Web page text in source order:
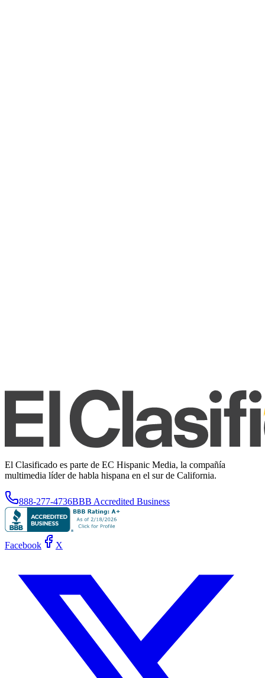
El Clasificado es parte de EC Hispanic Media, la compañía
multimedia líder de habla hispana en el sur de California.
888-277-4736BBB Accredited Business
Facebook X